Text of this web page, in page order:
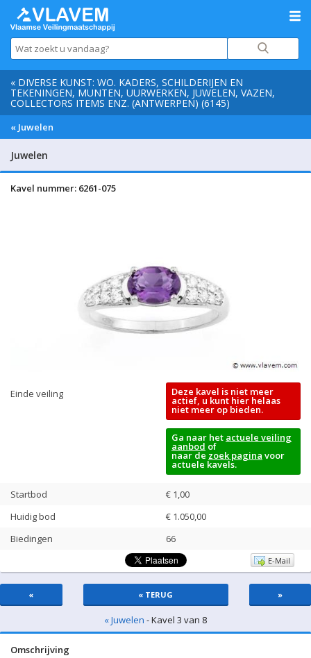
« DIVERSE KUNST: WO. KADERS, SCHILDERIJEN EN
TEKENINGEN, MUNTEN, UURWERKEN, JUWELEN, VAZEN,
COLLECTORS ITEMS ENZ. (ANTWERPEN) (6145)
« Juwelen
Juwelen
Kavel nummer: 6261-075
Einde veiling Deze kavel is niet meer
actief, u kunt hier helaas
niet meer op bieden.
Ga naar het actuele veiling
aanbod of
naar de zoek pagina voor
actuele kavels.
Startbod
€ 1,00
Huidig bod
€ 1.050,00
Biedingen
66
E-Mail
« « TERUG »
« Juwelen - Kavel 3 van 8
Omschrijving